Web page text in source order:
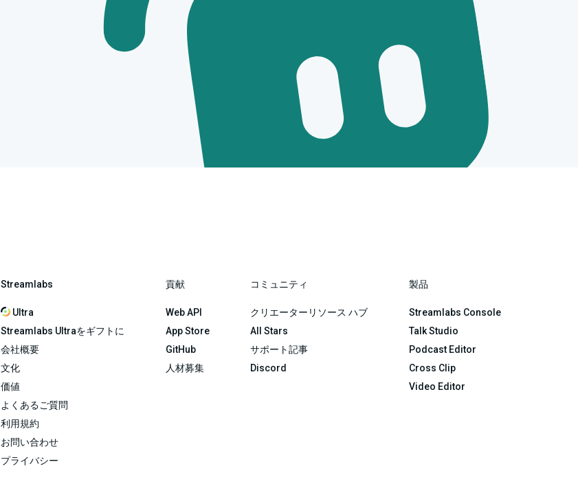
Streamlabs
Ultra
Streamlabs Ultraをギフトに
会社概要
文化
価値
よくあるご質問
利用規約
お問い合わせ
プライバシー
貢献
Web API
App Store
GitHub
人材募集
コミュニティ
クリエーターリソース ハブ
All Stars
サポート記事
Discord
製品
Streamlabs Console
Talk Studio
Podcast Editor
Cross Clip
Video Editor